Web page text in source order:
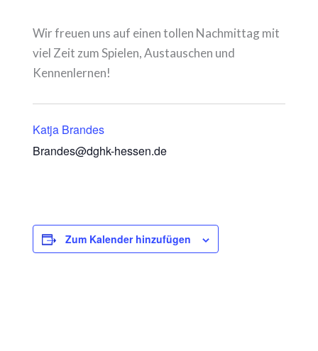
Wir freuen uns auf einen tollen Nachmittag mit
viel Zeit zum Spielen, Austauschen und
Kennenlernen!
Katja Brandes
Brandes@dghk-hessen.de
Zum Kalender hinzufügen